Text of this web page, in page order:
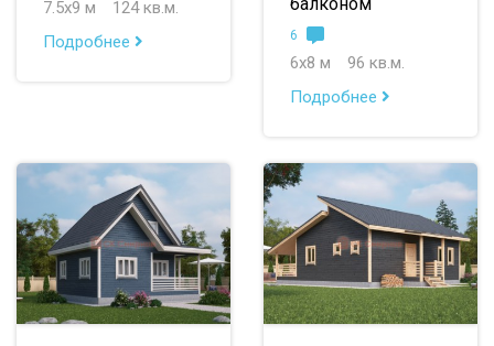
7.5х9 м
124 кв.м.
Подробнее
6
6х8 м
96 кв.м.
Подробнее